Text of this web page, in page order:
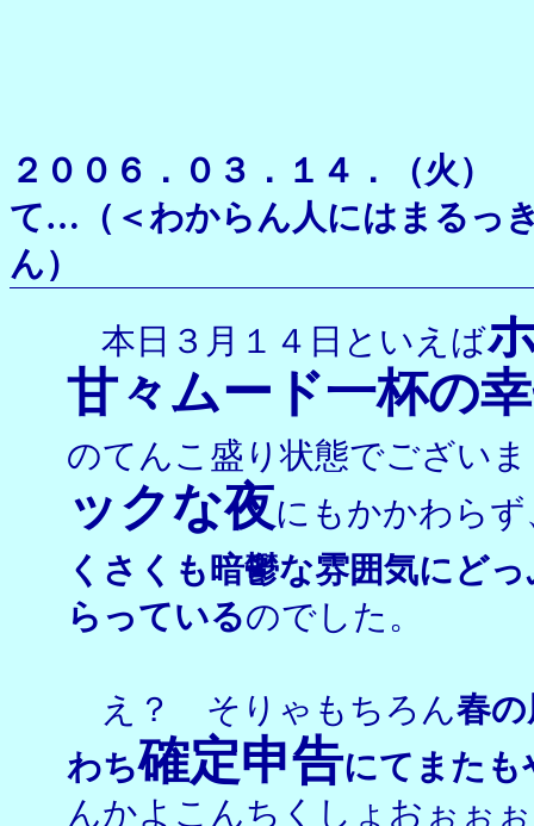
２００６．０３．１４．
て…（＜わからん人にはまるっ
ん）
本日３月１４日といえば
甘々ムード一杯の
のてんこ盛り状態でござい
ックな夜にもかかわら
くさくも暗鬱な雰囲気にど
らっているのでした。
え？ そりゃもちろん春
わち確定申告にてまたも
んかよこんちくしょおぉぉ